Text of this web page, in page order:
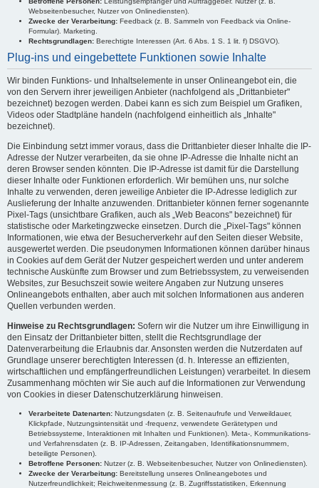
Webseitenbesucher, Nutzer von Onlinediensten).
Zwecke der Verarbeitung: Feedback (z. B. Sammeln von Feedback via Online-
Formular). Marketing.
Rechtsgrundlagen: Berechtigte Interessen (Art. 6 Abs. 1 S. 1 lit. f) DSGVO).
Plug-ins und eingebettete Funktionen sowie Inhalte
Wir binden Funktions- und Inhaltselemente in unser Onlineangebot ein, die
von den Servern ihrer jeweiligen Anbieter (nachfolgend als „Drittanbieter"
bezeichnet) bezogen werden. Dabei kann es sich zum Beispiel um Grafiken,
Videos oder Stadtpläne handeln (nachfolgend einheitlich als „Inhalte"
bezeichnet).
Die Einbindung setzt immer voraus, dass die Drittanbieter dieser Inhalte die IP-
Adresse der Nutzer verarbeiten, da sie ohne IP-Adresse die Inhalte nicht an
deren Browser senden könnten. Die IP-Adresse ist damit für die Darstellung
dieser Inhalte oder Funktionen erforderlich. Wir bemühen uns, nur solche
Inhalte zu verwenden, deren jeweilige Anbieter die IP-Adresse lediglich zur
Auslieferung der Inhalte anzuwenden. Drittanbieter können ferner sogenannte
Pixel-Tags (unsichtbare Grafiken, auch als „Web Beacons" bezeichnet) für
statistische oder Marketingzwecke einsetzen. Durch die „Pixel-Tags" können
Informationen, wie etwa der Besucherverkehr auf den Seiten dieser Website,
ausgewertet werden. Die pseudonymen Informationen können darüber hinaus
in Cookies auf dem Gerät der Nutzer gespeichert werden und unter anderem
technische Auskünfte zum Browser und zum Betriebssystem, zu verweisenden
Websites, zur Besuchszeit sowie weitere Angaben zur Nutzung unseres
Onlineangebots enthalten, aber auch mit solchen Informationen aus anderen
Quellen verbunden werden.
Hinweise zu Rechtsgrundlagen: Sofern wir die Nutzer um ihre Einwilligung in
den Einsatz der Drittanbieter bitten, stellt die Rechtsgrundlage der
Datenverarbeitung die Erlaubnis dar. Ansonsten werden die Nutzerdaten auf
Grundlage unserer berechtigten Interessen (d. h. Interesse an effizienten,
wirtschaftlichen und empfängerfreundlichen Leistungen) verarbeitet. In diesem
Zusammenhang möchten wir Sie auch auf die Informationen zur Verwendung
von Cookies in dieser Datenschutzerklärung hinweisen.
Verarbeitete Datenarten: Nutzungsdaten (z. B. Seitenaufrufe und Verweildauer,
Klickpfade, Nutzungsintensität und -frequenz, verwendete Gerätetypen und
Betriebssysteme, Interaktionen mit Inhalten und Funktionen). Meta-, Kommunikations-
und Verfahrensdaten (z. B. IP-Adressen, Zeitangaben, Identifikationsnummern,
beteiligte Personen).
Betroffene Personen: Nutzer (z. B. Webseitenbesucher, Nutzer von Onlinediensten).
Zwecke der Verarbeitung: Bereitstellung unseres Onlineangebotes und
Nutzerfreundlichkeit; Reichweitenmessung (z. B. Zugriffsstatistiken, Erkennung